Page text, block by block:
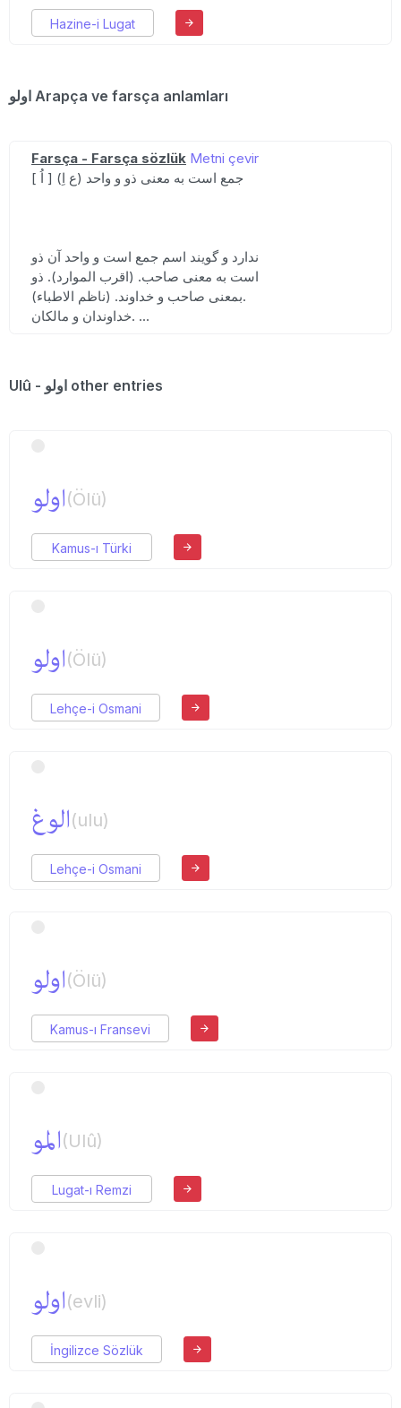
Hazine-i Lugat
اولو Arapça ve farsça anlamları
Farsça - Farsça sözlük Metni çevir
[ اُ ] (ع اِ) جمع است به معنی ذو و واحد
ندارد و گویند اسم جمع است و واحد آن ذو
است به معنی صاحب. (اقرب الموارد). ذو
بمعنی صاحب و خداوند. (ناظم الاطباء).
خداوندان و مالکان. ...
Ulû - اولو other entries
اولو(Ölü)
Kamus-ı Türki
اولو(Ölü)
Lehçe-i Osmani
الوغ(ulu)
Lehçe-i Osmani
اولو(Ölü)
Kamus-ı Fransevi
المو(Ulû)
Lugat-ı Remzi
اولو(evli)
İngilizce Sözlük